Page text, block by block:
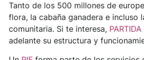
Tanto de los 500 millones de
flora, la cabaña ganadera e incluso
comunitaria. Si te interesa, PARTIDA
adelante su estructura y